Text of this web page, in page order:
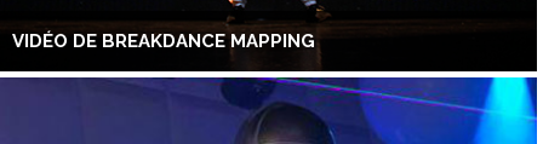
VIDÉO DE BREAKDANCE MAPPING